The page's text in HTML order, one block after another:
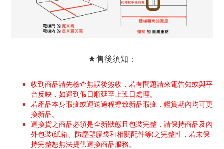
★售後須知：
收到商品請先檢查無誤後簽收，若有問題請來電告知或與平
台反映，如遇到假日順延至上班日處理。
若產品本身瑕疵或運送過程導致新品瑕疵，鑑賞期內均可更
換新品。
退換貨之商品必須是全新狀態且包裝完整，請保持商品及內
外包裝(紙箱、防塵塑膠袋和相關配件等)之完整性，若未保
持完整恕無法提供退換商品服務。